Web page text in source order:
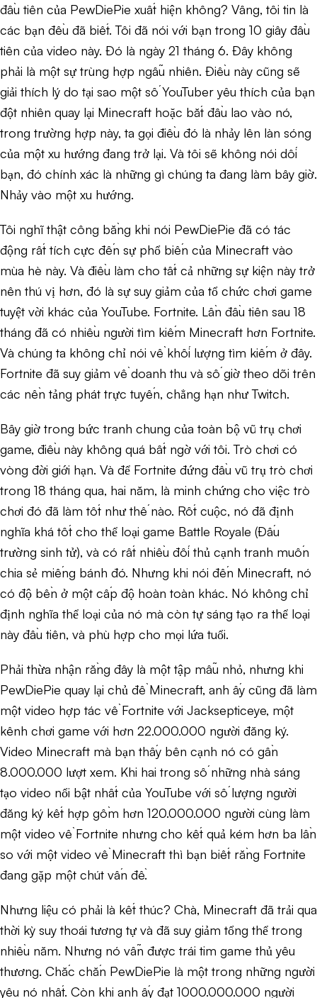
đầu tiên của PewDiePie xuất hiện không? Vâng, tôi tin là
các bạn đều đã biết. Tôi đã nói với bạn trong 10 giây đầu
tiên của video này. Đó là ngày 21 tháng 6. Đây không
phải là một sự trùng hợp ngẫu nhiên. Điều này cũng sẽ
giải thích lý do tại sao một số YouTuber yêu thích của bạn
đột nhiên quay lại Minecraft hoặc bắt đầu lao vào nó,
trong trường hợp này, ta gọi điều đó là nhảy lên làn sóng
của một xu hướng đang trở lại. Và tôi sẽ không nói dối
bạn, đó chính xác là những gì chúng ta đang làm bây giờ.
Nhảy vào một xu hướng.
Tôi nghĩ thật công bằng khi nói PewDiePie đã có tác
động rất tích cực đến sự phổ biến của Minecraft vào
mùa hè này. Và điều làm cho tất cả những sự kiện này trở
nên thú vị hơn, đó là sự suy giảm của tổ chức chơi game
tuyệt vời khác của YouTube. Fortnite. Lần đầu tiên sau 18
tháng đã có nhiều người tìm kiếm Minecraft hơn Fortnite.
Và chúng ta không chỉ nói về khối lượng tìm kiếm ở đây.
Fortnite đã suy giảm về doanh thu và số giờ theo dõi trên
các nền tảng phát trực tuyến, chẳng hạn như Twitch.
Bây giờ trong bức tranh chung của toàn bộ vũ trụ chơi
game, điều này không quá bất ngờ với tôi. Trò chơi có
vòng đời giới hạn. Và để Fortnite đứng đầu vũ trụ trò chơi
trong 18 tháng qua, hai năm, là minh chứng cho việc trò
chơi đó đã làm tốt như thế nào. Rốt cuộc, nó đã định
nghĩa khá tốt cho thể loại game Battle Royale (Đấu
trường sinh tử), và có rất nhiều đối thủ cạnh tranh muốn
chia sẻ miếng bánh đó. Nhưng khi nói đến Minecraft, nó
có độ bền ở một cấp độ hoàn toàn khác. Nó không chỉ
định nghĩa thể loại của nó mà còn tự sáng tạo ra thể loại
này đầu tiên, và phù hợp cho mọi lứa tuổi.
Phải thừa nhận rằng đây là một tập mẫu nhỏ, nhưng khi
PewDiePie quay lại chủ đề Minecraft, anh ấy cũng đã làm
một video hợp tác về Fortnite với Jacksepticeye, một
kênh chơi game với hơn 22.000.000 người đăng ký.
Video Minecraft mà bạn thấy bên cạnh nó có gần
8.000.000 lượt xem. Khi hai trong số những nhà sáng
tạo video nổi bật nhất của YouTube với số lượng người
đăng ký kết hợp gồm hơn 120.000.000 người cùng làm
một video về Fortnite nhưng cho kết quả kém hơn ba lần
so với một video về Minecraft thì bạn biết rằng Fortnite
đang gặp một chút vấn đề.
Nhưng liệu có phải là kết thúc? Chà, Minecraft đã trải qua
thời kỳ suy thoái tương tự và đã suy giảm tổng thể trong
nhiều năm. Nhưng nó vẫn được trái tim game thủ yêu
thương. Chắc chắn PewDiePie là một trong những người
yêu nó nhất. Còn khi anh ấy đạt 1000.000.000 người